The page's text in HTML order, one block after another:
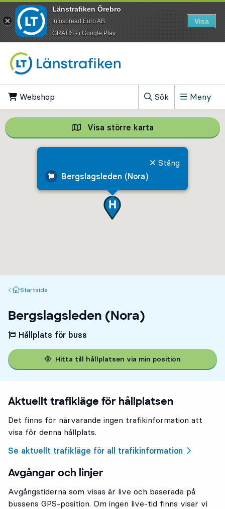
Webshop
Sök
, Visa sökfältet
Meny
Bergslagsleden (Nora)
Stäng
Visa större karta Visa större
Startsida
Startsida
Bergslagsleden (Nora)
Hållplats för buss
Hitta till hållplatsen via min position
Aktuellt trafikläge för hållplatsen
Det finns för närvarande ingen trafikinformation att
visa för denna hållplats.
Se aktuellt trafikläge för all trafikinformation
Avgångar och linjer
Avgångstiderna som visas är live och baserade på
bussens GPS-position. Om ingen live-tid finns visar vi
Länstrafiken Örebro
Infospread Euro AB
​GRATIS - i Google Play
Visa